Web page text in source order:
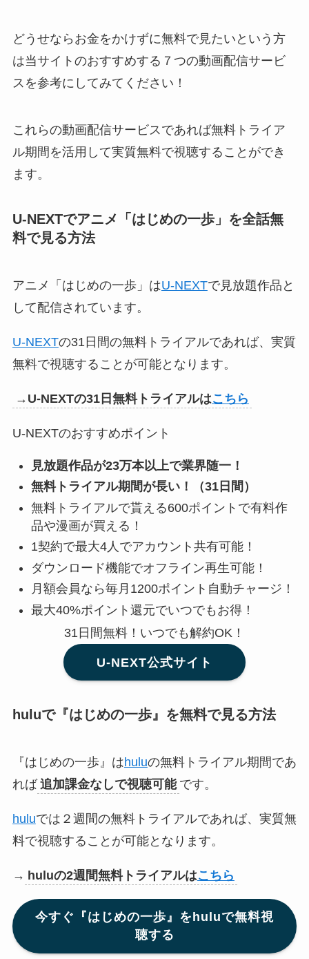
どうせならお金をかけずに無料で見たいという方
は当サイトのおすすめする７つの動画配信サービ
スを参考にしてみてください！
これらの動画配信サービスであれば無料トライア
ル期間を活用して実質無料で視聴することができ
ます。
U-NEXTでアニメ「はじめの一歩」 を全話無
料で見る方法
アニメ「はじめの一歩」はU-NEXTで見放題作品と
して配信されています。
U-NEXTの31日間の無料トライアルであれば、実質
無料で視聴することが可能となります。
→U-NEXTの31日無料トライアルはこちら
U-NEXTのおすすめポイント
見放題作品が23万本以上で業界随一！
無料トライアル期間が長い！（31日間）
無料トライアルで貰える600ポイントで有料作
品や漫画が買える！
1契約で最大4人でアカウント共有可能！
ダウンロード機能でオフライン再生可能！
月額会員なら毎月1200ポイント自動チャージ！
最大40%ポイント還元でいつでもお得！
31日間無料！いつでも解約OK！
U-NEXT公式サイト
huluで『はじめの一歩』 を無料で見る方法
『はじめの一歩』はhuluの無料トライアル期間であ
れば 追加課金なしで視聴可能 です。
huluでは２週間の無料トライアルであれば、実質無
料で視聴することが可能となります。
→ huluの2週間無料トライアルはこちら
今すぐ『はじめの一歩』をhuluで無料視
聴する